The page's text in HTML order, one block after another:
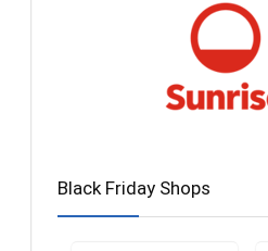
Black Friday Shops